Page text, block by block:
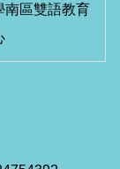
南區雙語教育